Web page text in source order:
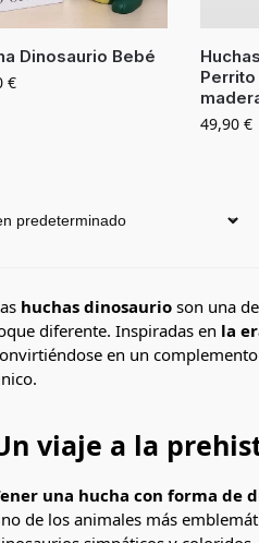
Dinosaurio Bebé
€
Perrito
49,90€
huchas dinosaurioson una
diferente. Inspiradas en la
en un
viaje a la
una hucha con forma de
de los animales más